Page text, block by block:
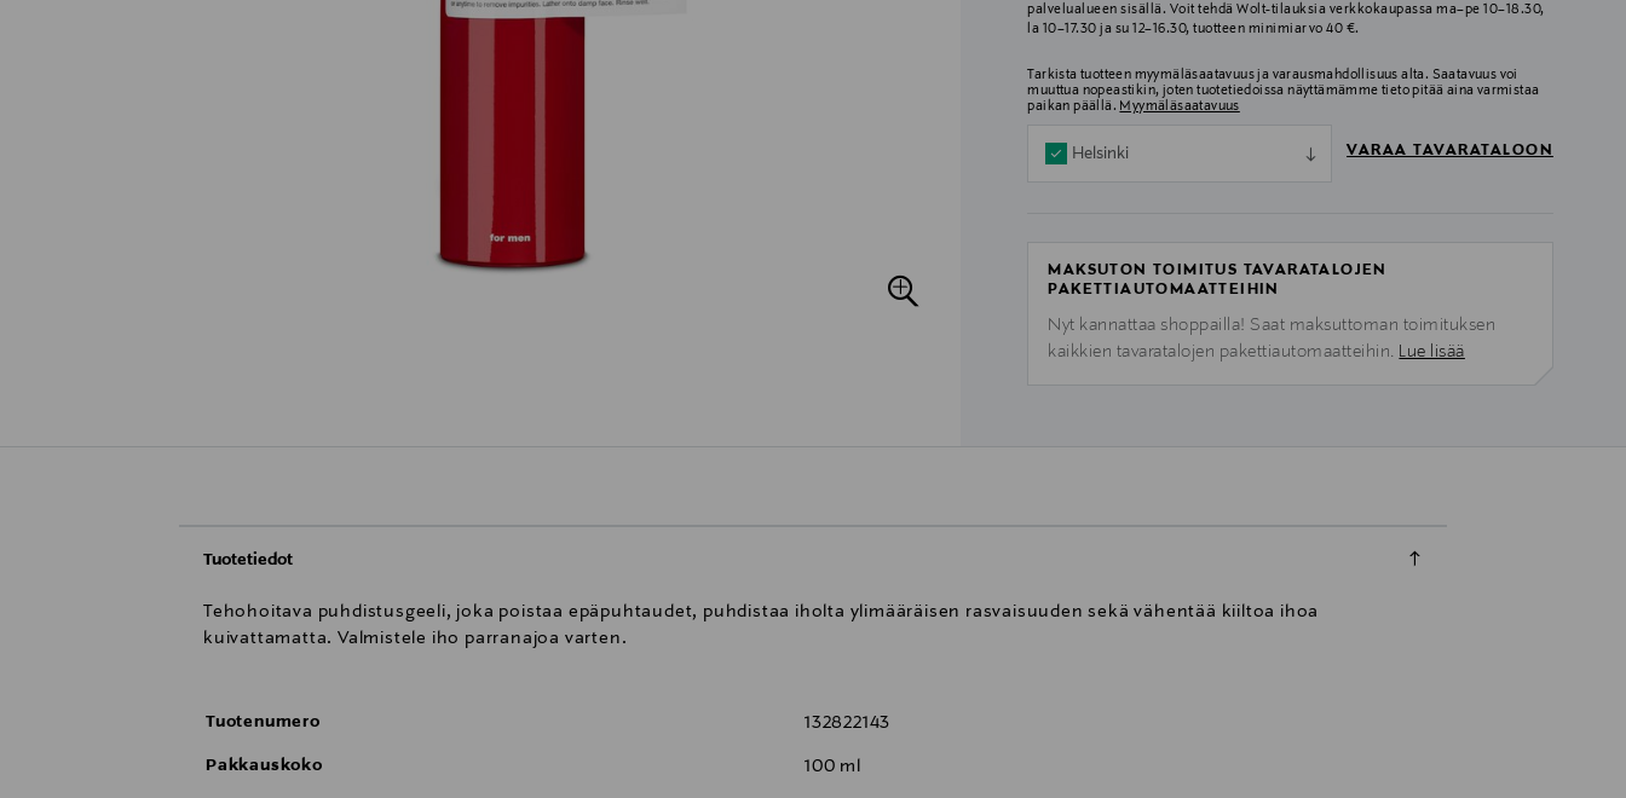
palvelualueen sisällä. Voit tehdä Wolt-tilauksia verkkokaupassa ma–pe 10–18.30,
la 10–17.30 ja su 12–16.30, tuotteen minimiarvo 40 €.
Tarkista tuotteen myymäläsaatavuus ja varausmahdollisuus alta. Saatavuus voi
muuttua nopeastikin, joten tuotetiedoissa näyttämämme tieto pitää aina varmistaa
paikan päällä. Myymäläsaatavuus
Helsinki VARAA TAVARATALOON
MAKSUTON TOIMITUS TAVARATALOJEN
PAKETTIAUTOMAATTEIHIN
Nyt kannattaa shoppailla! Saat maksuttoman toimituksen
kaikkien tavaratalojen pakettiautomaatteihin. Lue lisää
Tuotetiedot
Tehohoitava puhdistusgeeli, joka poistaa epäpuhtaudet, puhdistaa iholta ylimääräisen rasvaisuuden sekä vähentää kiiltoa ihoa
kuivattamatta. Valmistele iho parranajoa varten.
Tuotenumero 132822143
Pakkauskoko 100 ml